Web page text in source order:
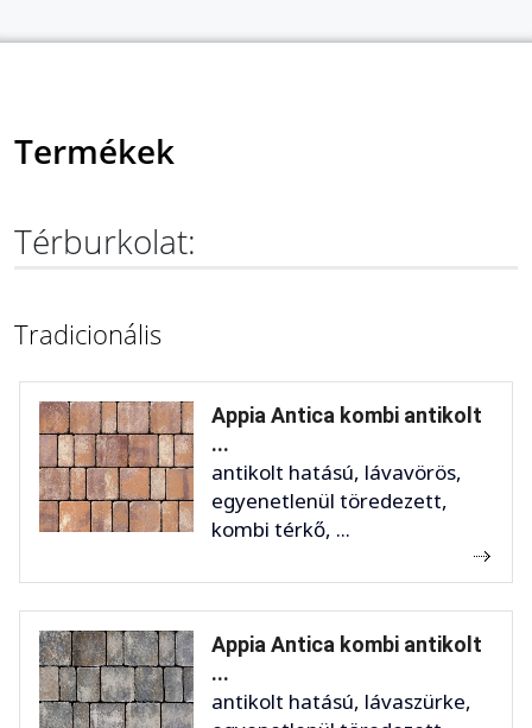
Termékek
Térburkolat:
Tradicionális
Appia Antica kombi antikolt
...
antikolt hatású, lávavörös,
egyenetlenül töredezett,
kombi térkő, ...
Appia Antica kombi antikolt
...
antikolt hatású, lávaszürke,